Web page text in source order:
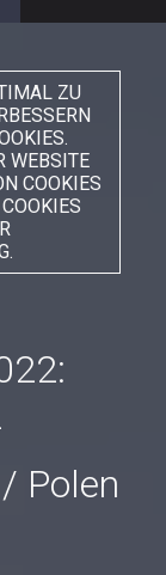
ZU
WEBSITE
COOKIES
Polen